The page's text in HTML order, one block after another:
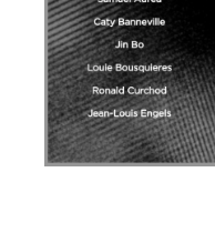
Adresse email*